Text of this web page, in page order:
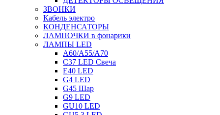
ЗВОНКИ
Кабель электро
КОНДЕНСАТОРЫ
ЛАМПОЧКИ в фонарики
ЛАМПЫ LED
A60/A55/A70
C37 LED Свеча
E40 LED
G4 LED
G45 Шар
G9 LED
GU10 LED